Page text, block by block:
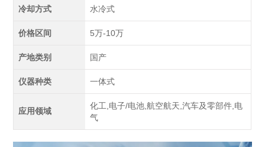
冷却方式 水冷式
价格区间 5万-10万
产地类别 国产
仪器种类 一体式
应用领域
化工,电子/电池,航空航天,汽车及零部件,电
气